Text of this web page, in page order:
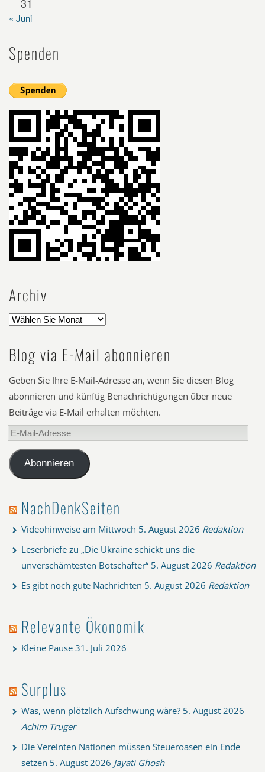
« Juni
Spenden
Archiv
Blog via E-Mail abonnieren
Geben Sie Ihre E-Mail-Adresse an, wenn Sie diesen Blog
abonnieren und künftig Benachrichtigungen über neue
Beiträge via E-Mail erhalten möchten.
E-
Mail-
AdresseAbonnieren
NachDenkSeiten
Videohinweise am Mittwoch 5. August 2026 Redaktion
Leserbriefe zu „Die Ukraine schickt uns die
unverschämtesten Botschafter“ 5. August 2026 Redaktion
Es gibt noch gute Nachrichten 5. August 2026 Redaktion
Relevante Ökonomik
Kleine Pause 31. Juli 2026
Surplus
Was, wenn plötzlich Aufschwung wäre? 5. August 2026
Achim Truger
Die Vereinten Nationen müssen Steueroasen ein Ende
setzen 5. August 2026 Jayati Ghosh